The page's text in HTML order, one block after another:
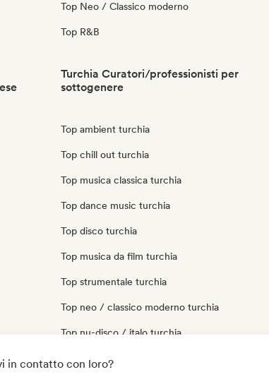
Top Neo / Classico moderno
Top R&B
Turchia Curatori/professionisti per
sottogenere
Top ambient turchia
Top chill out turchia
Top musica classica turchia
Top dance music turchia
Top disco turchia
Top musica da film turchia
Top strumentale turchia
Top neo / classico moderno turchia
Top nu-disco / italo turchia
Top techno turchia
in contatto con loro?